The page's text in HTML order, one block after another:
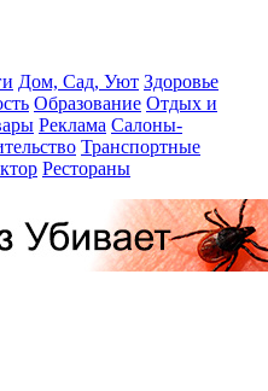
Дом, Сад, Уют Здоровье
Образование Отдых и
Реклама Салоны-
Транспортные
Рестораны